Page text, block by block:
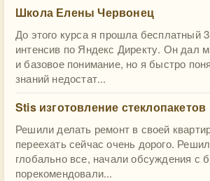
Школа Елены Червонец
До этого курса я прошла бесплатный
интенсив по Яндекс Директу. Он дал
и базовое понимание, но я быстро
знаний недостат...
Stis изготовление стеклопакетов
Решили делать ремонт в своей
переехать сейчас очень дорого.
глобально все, начали обсуждения с
порекомендовали...